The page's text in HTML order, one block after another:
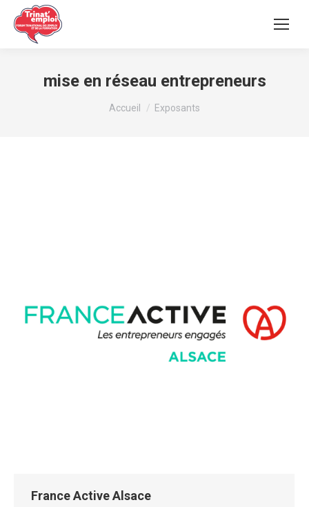
mise en réseau entrepreneurs
Vous êtes ici :
Accueil Exposants
France Active Alsace